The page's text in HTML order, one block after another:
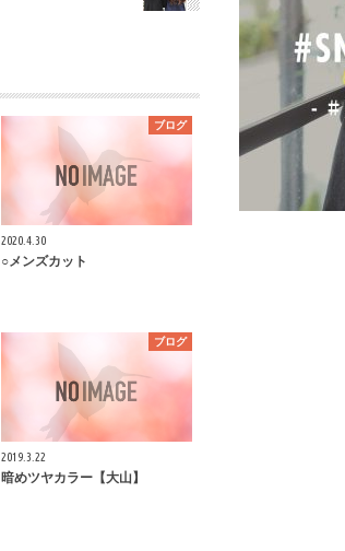
ブログ
2020.4.30
○メンズカット
ブログ
2019.3.22
暗めツヤカラー【大山】